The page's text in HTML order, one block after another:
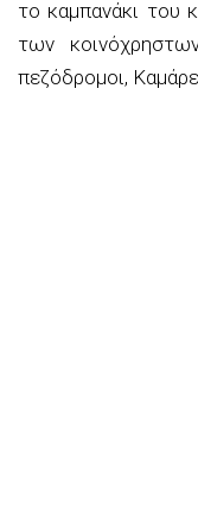
το καμπανάκι του
των
πεζόδρομοι,